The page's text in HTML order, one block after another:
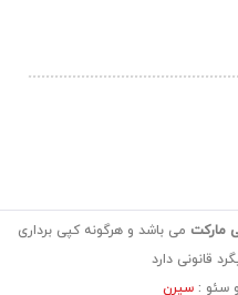
مارکت می باشد و هرگونه کپی برداری
قانونی دارد
سئو :سیرن